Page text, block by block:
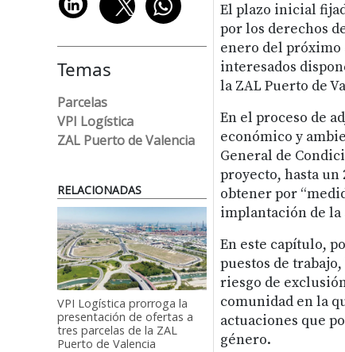
Temas
Parcelas
VPI Logística
ZAL Puerto de Valencia
RELACIONADAS
VPI Logística prorroga la
presentación de ofertas a
tres parcelas de la ZAL
Puerto de Valencia
El plazo inicial
por los derechos
enero del próximo
interesados
la ZAL Puerto de
En el proceso de
económico y
General de
proyecto, hasta un
obtener por
implantación de la
En este capítulo,
puestos de
riesgo de
comunidad en la
actuaciones que
género.